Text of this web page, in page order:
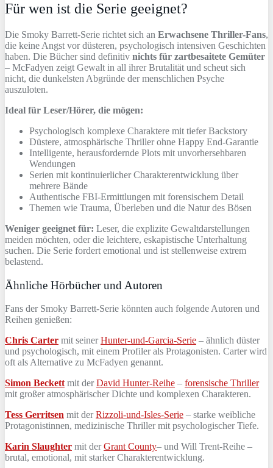
Für wen ist die Serie geeignet?
Die Smoky Barrett-Serie richtet sich an Erwachsene Thriller-Fans,
die keine Angst vor düsteren, psychologisch intensiven Geschichten
haben. Die Bücher sind definitiv nichts für zartbesaitete Gemüter
– McFadyen zeigt Gewalt in all ihrer Brutalität und scheut sich
nicht, die dunkelsten Abgründe der menschlichen Psyche
auszuloten.
Ideal für Leser/Hörer, die mögen:
Psychologisch komplexe Charaktere mit tiefer Backstory
Düstere, atmosphärische Thriller ohne Happy End-Garantie
Intelligente, herausfordernde Plots mit unvorhersehbaren
Wendungen
Serien mit kontinuierlicher Charakterentwicklung über
mehrere Bände
Authentische FBI-Ermittlungen mit forensischem Detail
Themen wie Trauma, Überleben und die Natur des Bösen
Weniger geeignet für: Leser, die explizite Gewaltdarstellungen
meiden möchten, oder die leichtere, eskapistische Unterhaltung
suchen. Die Serie fordert emotional und ist stellenweise extrem
belastend.
Ähnliche Hörbücher und Autoren
Fans der Smoky Barrett-Serie könnten auch folgende Autoren und
Reihen genießen:
Chris Carter mit seinerHunter-und-Garcia-Serie – ähnlich düster
und psychologisch, mit einem Profiler als Protagonisten. Carter wird
oft als Alternative zu McFadyen genannt.
Simon Beckett mit derDavid Hunter-Reihe – forensische Thriller
mit großer atmosphärischer Dichte und komplexen Charakteren.
Tess Gerritsen mit derRizzoli-und-Isles-Serie – starke weibliche
Protagonistinnen, medizinische Thriller mit psychologischer Tiefe.
Karin Slaughter mit derGrant County– und Will Trent-Reihe –
brutal, emotional, mit starker Charakterentwicklung.